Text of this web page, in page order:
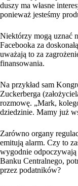
duszy ma własne
ponieważ jesteśmy
Niektórzy mogą uznać
Facebooka za
uważają to za
finansowania.
Na przykład sam
Zuckerberga
rozmowę. „Mark,
dziedzinie. Mamy już
Zarówno organy
emitują alarm. Czy to
wygodnie
Banku Centralnego,
przez podatników?